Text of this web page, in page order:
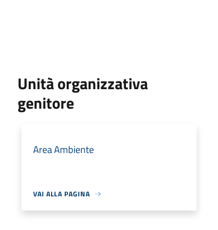
Unità organizzativa
genitore
Area Ambiente
VAI ALLA PAGINA